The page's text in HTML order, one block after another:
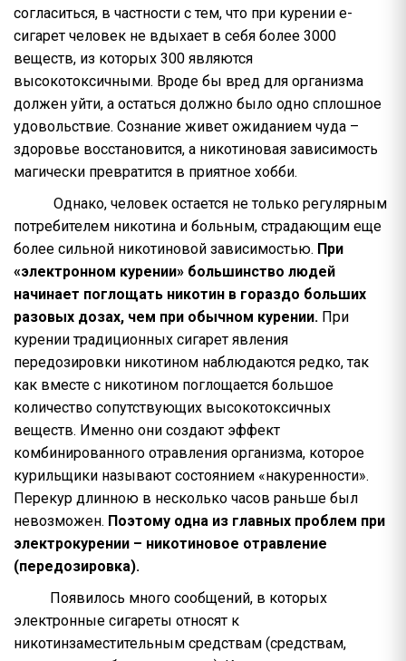
согласиться, в частности с тем, что при курении е-
сигарет человек не вдыхает в себя более 3000
веществ, из которых 300 являются
высокотоксичными. Вроде бы вред для организма
должен уйти, а остаться должно было одно сплошное
удовольствие. Сознание живет ожиданием чуда –
здоровье восстановится, а никотиновая зависимость
магически превратится в приятное хобби.
Однако, человек остается не только регулярным
потребителем никотина и больным, страдающим еще
более сильной никотиновой зависимостью. При
«электронном курении» большинство людей
начинает поглощать никотин в гораздо больших
разовых дозах, чем при обычном курении. При
курении традиционных сигарет явления
передозировки никотином наблюдаются редко, так
как вместе с никотином поглощается большое
количество сопутствующих высокотоксичных
веществ. Именно они создают эффект
комбинированного отравления организма, которое
курильщики называют состоянием «накуренности».
Перекур длинною в несколько часов раньше был
невозможен. Поэтому одна из главных проблем при
электрокурении – никотиновое отравление
(передозировка).
Появилось много сообщений, в которых
электронные сигареты относят к
никотинзаместительным средствам (средствам,